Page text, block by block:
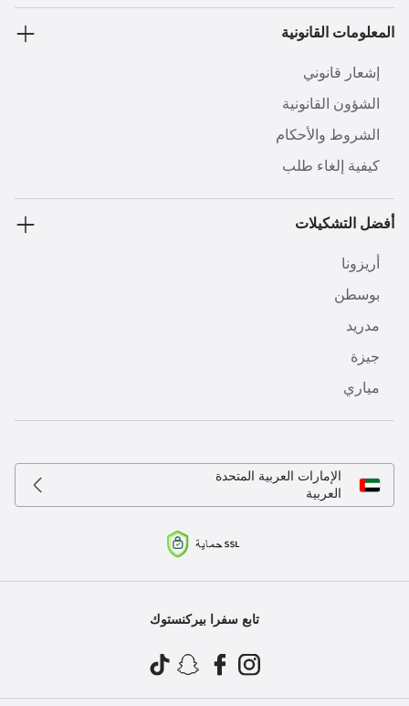
المعلومات القانونية
إشعار قانوني
الشؤون القانونية
الشروط والأحكام
كيفية إلغاء طلب
أفضل التشكيلات
أريزونا
بوسطن
مدريد
جيزة
مياري
الإمارات العربية المتحدة
العربية
تابع سفرا بيركنستوك